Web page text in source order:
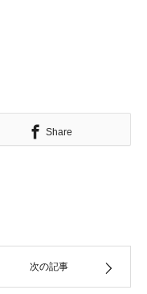
Share
次の記事